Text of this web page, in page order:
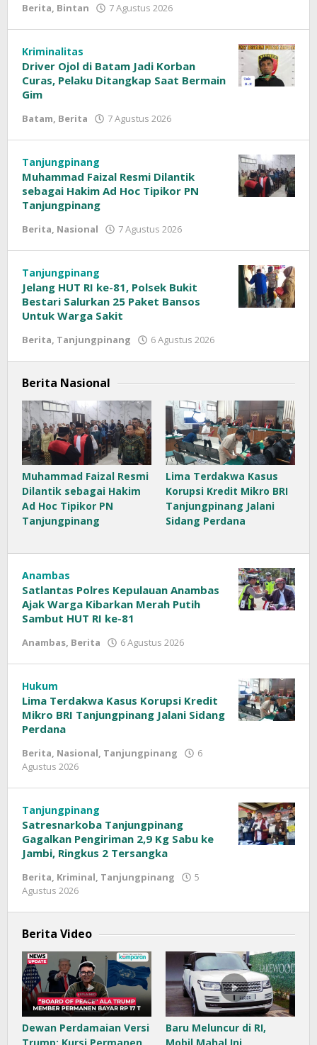
Berita, Bintan 7 Agustus 2026
Kriminalitas
Driver Ojol di Batam Jadi Korban
Curas, Pelaku Ditangkap Saat Bermain
Gim
Batam, Berita 7 Agustus 2026
Tanjungpinang
Muhammad Faizal Resmi Dilantik
sebagai Hakim Ad Hoc Tipikor PN
Tanjungpinang
Berita, Nasional 7 Agustus 2026
Tanjungpinang
Jelang HUT RI ke-81, Polsek Bukit
Bestari Salurkan 25 Paket Bansos
Untuk Warga Sakit
Berita, Tanjungpinang 6 Agustus 2026
Berita Nasional
Muhammad Faizal Resmi
Dilantik sebagai Hakim
Ad Hoc Tipikor PN
Tanjungpinang
Lima Terdakwa Kasus
Korupsi Kredit Mikro BRI
Tanjungpinang Jalani
Sidang Perdana
Anambas
Satlantas Polres Kepulauan Anambas
Ajak Warga Kibarkan Merah Putih
Sambut HUT RI ke-81
Anambas, Berita 6 Agustus 2026
Hukum
Lima Terdakwa Kasus Korupsi Kredit
Mikro BRI Tanjungpinang Jalani Sidang
Perdana
Berita, Nasional, Tanjungpinang
6
Agustus 2026
Tanjungpinang
Satresnarkoba Tanjungpinang
Gagalkan Pengiriman 2,9 Kg Sabu ke
Jambi, Ringkus 2 Tersangka
Berita, Kriminal, Tanjungpinang
5
Agustus 2026
Berita Video
Dewan Perdamaian Versi
Baru Meluncur di RI,